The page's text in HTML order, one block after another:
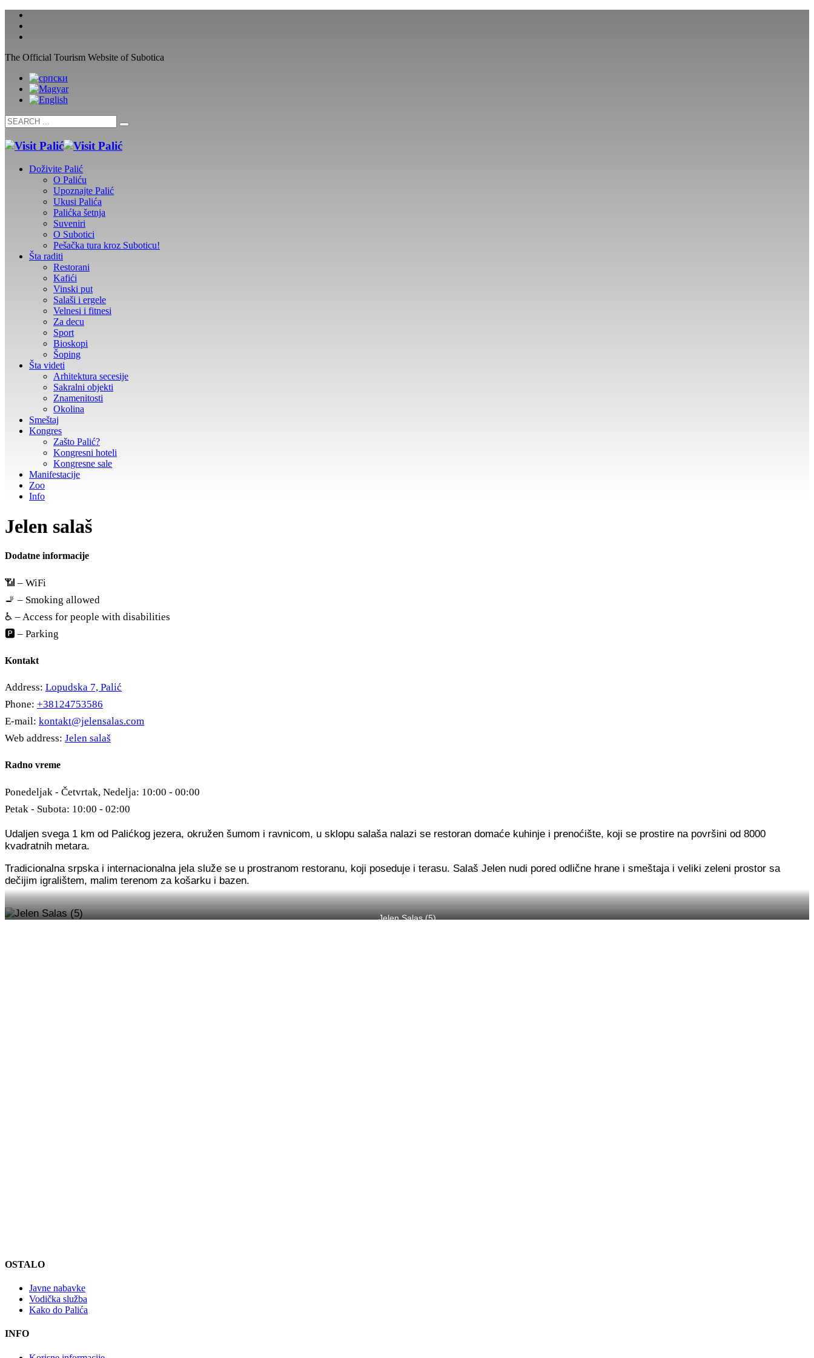
The Official Tourism Website of Subotica
Doživite Palić
O Paliću
Upoznajte Palić
Ukusi Palića
Palićka šetnja
Suveniri
O Subotici
Pešačka tura kroz Suboticu!
Šta raditi
Restorani
Kafići
Vinski put
Salaši i ergele
Velnesi i fitnesi
Za decu
Sport
Bioskopi
Šoping
Šta videti
Arhitektura secesije
Sakralni objekti
Znamenitosti
Okolina
Smeštaj
Kongres
Zašto Palić?
Kongresni hoteli
Kongresne sale
Manifestacije
Zoo
Info
Jelen salaš
Dodatne informacije
📶 – WiFi
🚬 – Smoking allowed
♿ – Access for people with disabilities
🅿️ – Parking
Kontakt
Address: Lopudska 7, Palić
Phone: +38124753586
E-mail: kontakt@jelensalas.com
Web address: Jelen salaš
Radno vreme
Ponedeljak - Četvrtak, Nedelja: 10:00 - 00:00
Petak - Subota: 10:00 - 02:00
Udaljen svega 1 km od Palićkog jezera, okružen šumom i ravnicom, u sklopu salaša nalazi se restoran domaće kuhinje i prenoćište, koji se prostire na površini od 8000
kvadratnih metara.
Tradicionalna srpska i internacionalna jela služe se u prostranom restoranu, koji poseduje i terasu. Salaš Jelen nudi pored odlične hrane i smeštaja i veliki zeleni prostor sa
dečijim igralištem, malim terenom za košarku i bazen.
Jelen Salas (5)
OSTALO
Javne nabavke
Vodička služba
Kako do Palića
INFO